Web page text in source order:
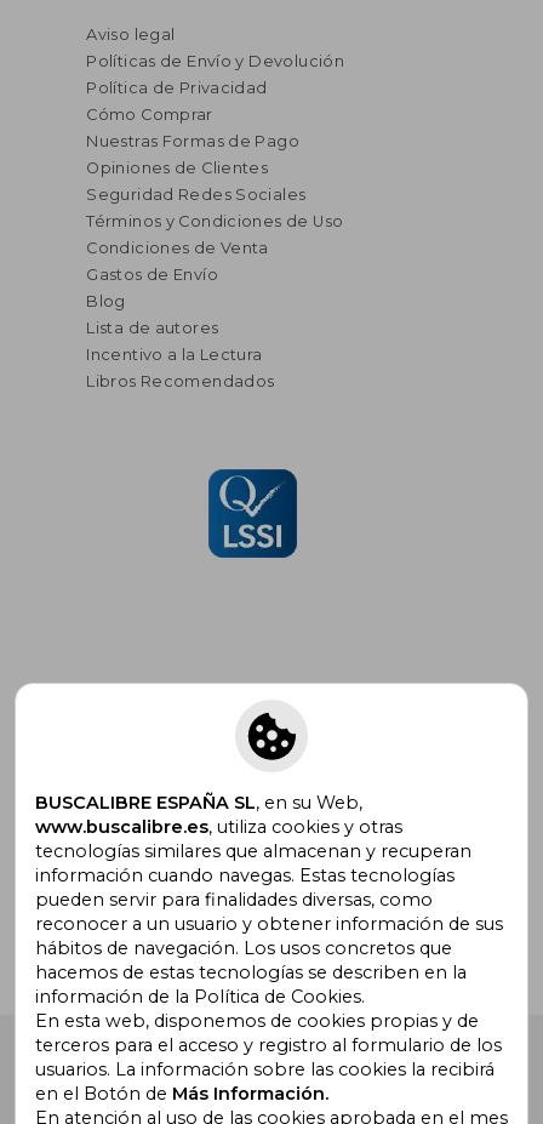
Aviso legal
Políticas de Envío y Devolución
Política de Privacidad
Cómo Comprar
Nuestras Formas de Pago
Opiniones de Clientes
Seguridad Redes Sociales
Términos y Condiciones de Uso
Condiciones de Venta
Gastos de Envío
Blog
Lista de autores
Incentivo a la Lectura
Libros Recomendados
Suscríbete para recibir ofertas y
promociones
¿Necesitas ayuda?
Ir a Centro de Soporte
Buscalibre España . Calle Energía, 65, Nave 3 (08940),
Cornellà de Llobregat, Barcelona. Derechos Reservados.
BUSCALIBRE ESPAÑA SL, en su Web,
www.buscalibre.es, utiliza cookies y otras
tecnologías similares que almacenan y recuperan
información cuando navegas. Estas tecnologías
pueden servir para finalidades diversas, como
reconocer a un usuario y obtener información de sus
hábitos de navegación. Los usos concretos que
hacemos de estas tecnologías se describen en la
información de la Política de Cookies.
En esta web, disponemos de cookies propias y de
terceros para el acceso y registro al formulario de los
usuarios. La información sobre las cookies la recibirá
en el Botón de Más Información.
En atención al uso de las cookies aprobada en el mes